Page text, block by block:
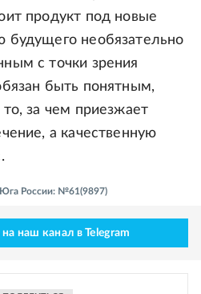
продукт под новые
будущего необязательно
с точки зрения
быть понятным,
за чем приезжает
а качественную
Юга России: №61(9897)
наш канал в Telegram